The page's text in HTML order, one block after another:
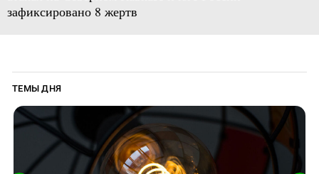
зафиксировано 8 жертв
ТЕМЫ ДНЯ